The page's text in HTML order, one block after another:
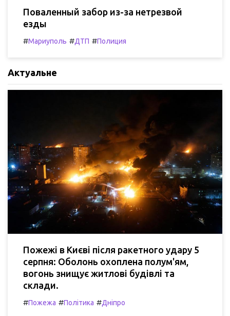
Поваленный забор из-за нетрезвой
езды
#Мариуполь #ДТП #Полиция
Актуальне
Пожежі в Києві після ракетного удару 5
серпня: Оболонь охоплена полум'ям,
вогонь знищує житлові будівлі та
склади.
#Пожежа #Політика #Дніпро